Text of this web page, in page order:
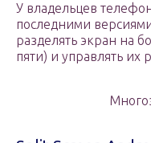
У владельцев
последними
разделять экран на
пяти) и управлять их